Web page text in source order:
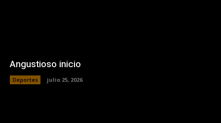
Angustioso inicio
Deportes julio 25, 2026